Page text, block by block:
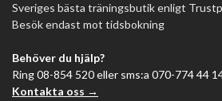
Sveriges bästa träningsbutik enligt
Besök endast mot tidsbokning
Behöver du hjälp?
Ring 08-854 520 eller sms:a 070-774 44
Kontakta oss →